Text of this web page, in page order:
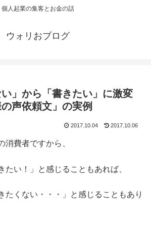
個人起業の集客とお金の話
ウォリおブログ
い」から「書きたい」に激変
声依頼文」の実例
2017.10.04 2017.10.06
消費者ですから、
たい！」と感じることもあれば、
たくない・・・」と感じることもあり